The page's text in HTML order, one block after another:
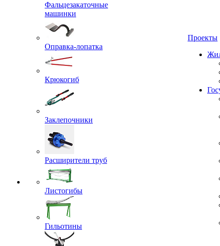
Фальцезакаточные
машинки
Оправка-лопатка
Крюкогиб
Заклепочники
Расширители труб
Листогибы
Гильотины
Проекты